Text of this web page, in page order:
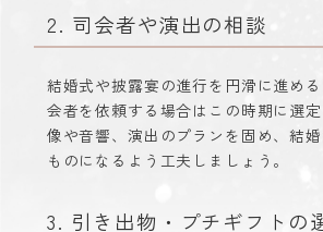
2. 司会者や演出の相談
結婚式や披露宴の進行を円滑に進め
会者を依頼する場合はこの時期に選
像や音響、演出のプランを固め、結
ものになるよう工夫しましょう。
3. 引き出物・プチギフトの